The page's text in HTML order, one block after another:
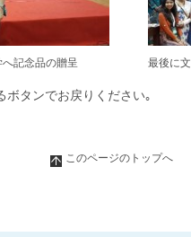
記念品の贈呈 最後に
ボタンでお戻りください｡
このページのトップへ